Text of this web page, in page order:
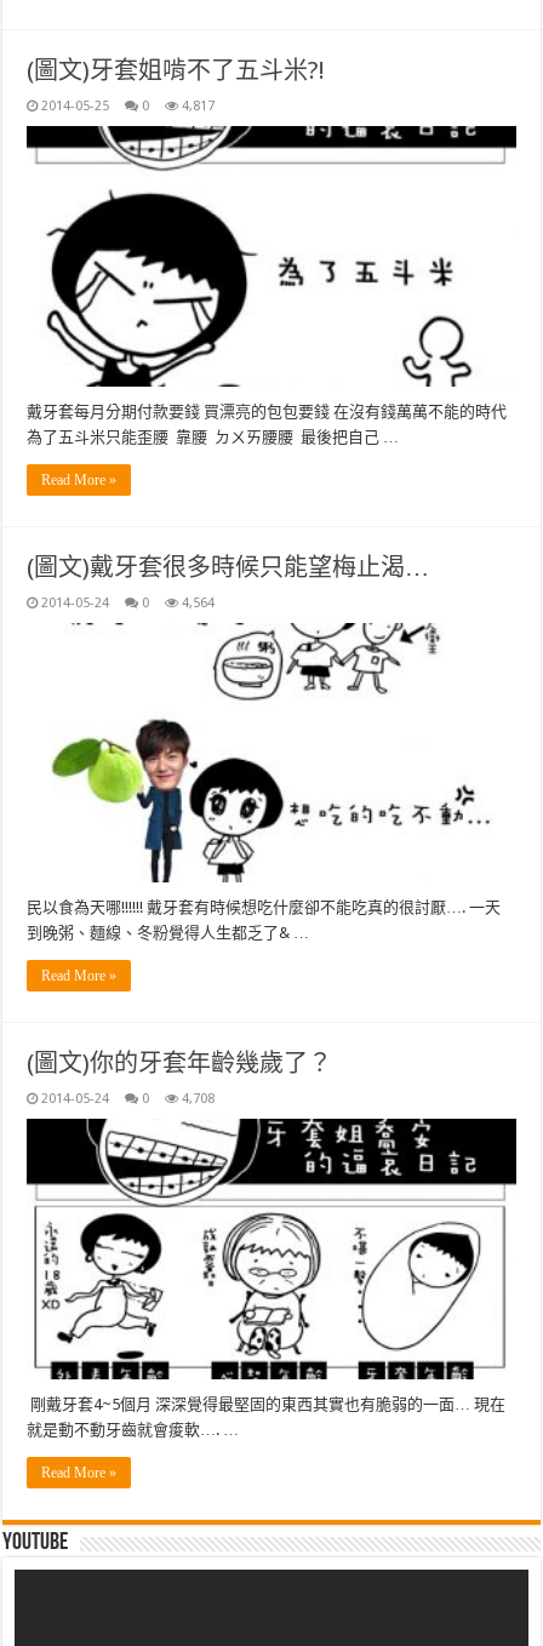
(圖文)牙套姐啃不了五斗米?!
2014-05-25 0 4,817
戴牙套每月分期付款要錢 買漂亮的包包要錢 在沒有錢萬萬不能的時代
為了五斗米只能歪腰 靠腰 ㄉㄨㄞ腰腰 最後把自己 …
Read More »
(圖文)戴牙套很多時候只能望梅止渴…
2014-05-24 0 4,564
民以食為天哪!!!!!! 戴牙套有時候想吃什麼卻不能吃真的很討厭…. 一天
到晚粥、麵線、冬粉覺得人生都乏了& …
Read More »
(圖文)你的牙套年齡幾歲了？
2014-05-24 0 4,708
剛戴牙套4~5個月 深深覺得最堅固的東西其實也有脆弱的一面… 現在
就是動不動牙齒就會痠軟…. …
Read More »
Youtube